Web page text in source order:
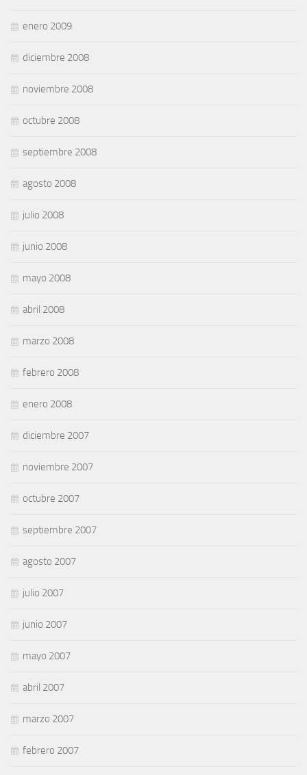
enero 2009
diciembre 2008
noviembre 2008
octubre 2008
septiembre 2008
agosto 2008
julio 2008
junio 2008
mayo 2008
abril 2008
marzo 2008
febrero 2008
enero 2008
diciembre 2007
noviembre 2007
octubre 2007
septiembre 2007
agosto 2007
julio 2007
junio 2007
mayo 2007
abril 2007
marzo 2007
febrero 2007